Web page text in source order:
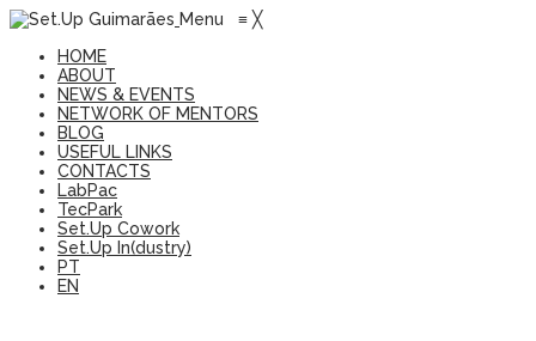
Menu ≡ ╳
HOME
ABOUT
NEWS & EVENTS
NETWORK OF MENTORS
BLOG
USEFUL LINKS
CONTACTS
LabPac
TecPark
Set.Up Cowork
Set.Up In(dustry)
PT
EN